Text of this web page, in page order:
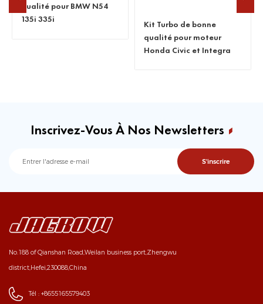
qualité pour BMW N54
135i 335i
Kit Turbo de bonne
qualité pour moteur
Honda Civic et Integra
Inscrivez-Vous À Nos Newsletters
No.188 of Qianshan Road,Weilan business port,Zhengwu
district,Hefei,230088,China
Tél : +8655165579403